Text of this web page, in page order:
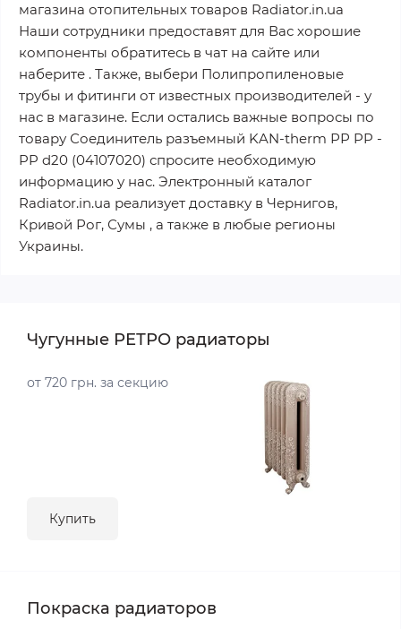
магазина отопительных товаров Radiator.in.ua
Наши сотрудники предоставят для Вас хорошие
компоненты обратитесь в чат на сайте или
наберите . Также, выбери Полипропиленовые
трубы и фитинги от известных производителей - у
нас в магазине. Если остались важные вопросы по
товару Соединитель разъемный KAN-therm РР PP -
PP d20 (04107020) спросите необходимую
информацию у нас. Электронный каталог
Radiator.in.ua реализует доставку в Чернигов,
Кривой Рог, Сумы , а также в любые регионы
Украины.
Чугунные РЕТРО радиаторы
от 720 грн. за секцию
Купить
Покраска радиаторов